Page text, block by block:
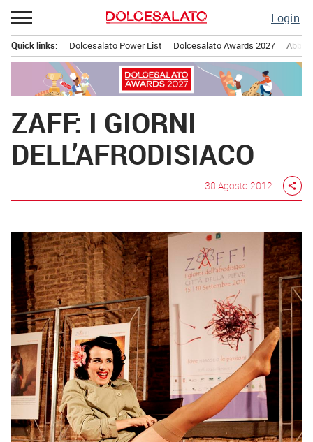
Passa
al
contenuto
Login
principale
Quick links: Dolcesalato Power List Dolcesalato Awards 2027
ZAFF: I GIORNI
DELL’AFRODISIACO
30 Agosto 2012 share